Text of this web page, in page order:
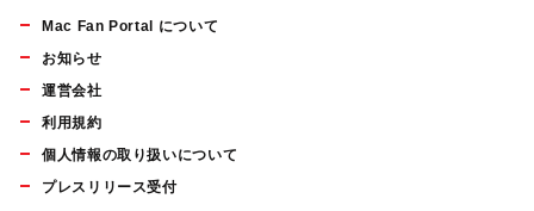
Mac Fan Portal について
お知らせ
運営会社
利用規約
個人情報の取り扱いについて
プレスリリース受付